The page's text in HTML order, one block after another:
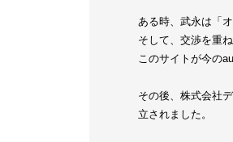
ある時、武永は「
そして、交渉を重
このサイトが今の
その後、株式会社
立されました。